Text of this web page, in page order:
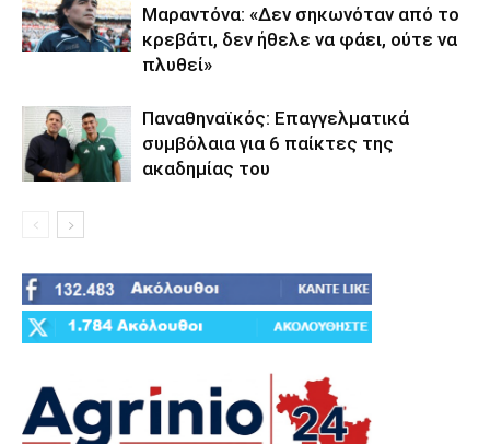
Μαραντόνα: «Δεν σηκωνόταν από το
κρεβάτι, δεν ήθελε να φάει, ούτε να
πλυθεί»
Παναθηναϊκός: Επαγγελματικά
συμβόλαια για 6 παίκτες της
ακαδημίας του